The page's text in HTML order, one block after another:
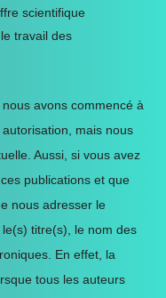
scientifique
travail des
avons commencé à
mais nous
Aussi, si vous avez
publications et que
nous adresser le
titre(s), le nom des
En effet, la
tous les auteurs